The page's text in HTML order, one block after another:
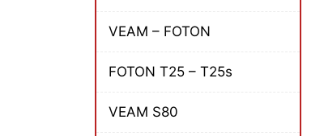
VEAM – FOTON
FOTON T25 – T25s
VEAM S80